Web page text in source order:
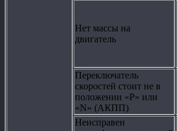
Нет массы на
двигатель
Переключатель
скоростей стоит не в
положении «P» или
«N» (АКПП)
Неисправен